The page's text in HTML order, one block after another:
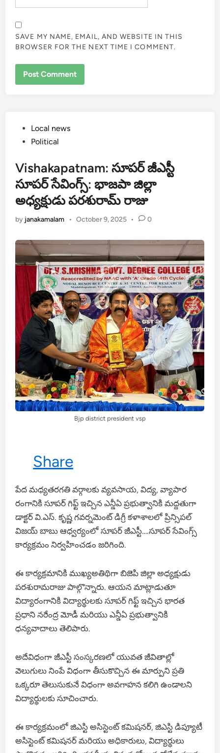
SAVE MY NAME, EMAIL, AND WEBSITE IN THIS
BROWSER FOR THE NEXT TIME I COMMENT.
PostedLocal news
Political
Vishakapatnam: సూపర్ జీఎస్టీ
సూపర్ సేవింగ్స్: భాజపా జిల్లా
అధ్యక్షుడు పరశురామ్ రాజు
by janakamalam • October 9, 2025 • 0
Bjp district president vsp
Share
పేద మధ్యతరగతి వర్గాలకు వ్యవసాయ, విద్య, వ్యాపార
రంగానికి సూపర్ గిఫ్ట్ ఇచ్చిన ఎన్డీఏ ప్రభుత్వానికి మద్దతుగా
డాక్టర్ వి.ఎస్. కృష్ణ గవర్నమెంట్ డిగ్రీ కళాశాలలో ప్రిన్సిపల్
విజయ్ బాబు ఆధ్వర్యంలో సూపర్ జీఎస్టీ….సూపర్ సేవింగ్స్
కార్యక్రమం నిర్వహించడం జరిగింది.
ఈ కార్యక్రమానికి ముఖ్యఅతిథిగా బిజెపి జిల్లా అధ్యక్షుడు
పరశురామరాజు పాల్గొన్నారు. ఆయన మాట్లాడుతూ
విద్యారంగానికి విద్యార్థులకు సూపర్ గిఫ్ట్ ఇచ్చిన భారత
ప్రధాని నరేంద్ర మోడీ మరియు ఎన్డీఏ ప్రభుత్వానికి
ధన్యవాదాలు తెలిపారు.
అదేవిధంగా జీఎస్టీ సంస్కరణలో యువత జీవితాల్లో
వెలుగులు నింపే విధంగా తీసుకొచ్చిన ఈ మార్పుని ప్రతి
ఒక్కరూ తెలుసుకునే విధంగా అవగాహన కలిగి ఉండాలని
విద్యార్థులకు సూచించారు.
ఈ కార్యక్రమంలో జిఎస్టి అసిస్టెంట్ కమిషనర్, జిఎస్టి డిప్యూటీ
అసిస్టెంట్ కమిషనర్ మరియు అధికారులు, విద్యార్థులు